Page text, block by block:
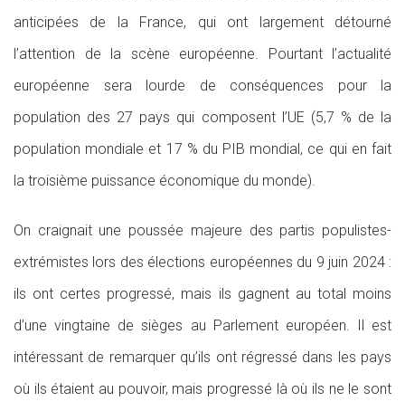
anticipées de la France, qui ont largement détourné
l’attention de la scène européenne. Pourtant l’actualité
européenne sera lourde de conséquences pour la
population des 27 pays qui composent l’UE (5,7 % de la
population mondiale et 17 % du PIB mondial, ce qui en fait
la troisième puissance économique du monde).
On craignait une poussée majeure des partis populistes-
extrémistes lors des élections européennes du 9 juin 2024 :
ils ont certes progressé, mais ils gagnent au total moins
d’une vingtaine de sièges au Parlement européen. Il est
intéressant de remarquer qu’ils ont régressé dans les pays
où ils étaient au pouvoir, mais progressé là où ils ne le sont